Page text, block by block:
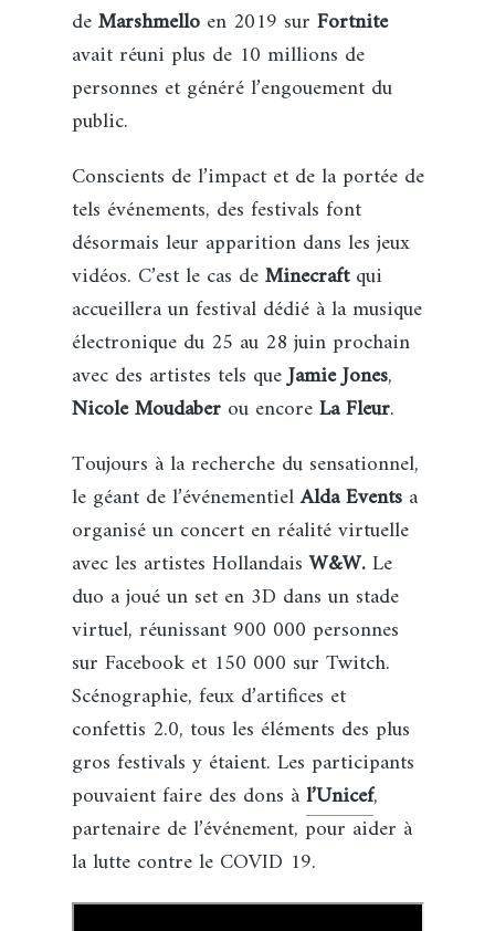
deMarshmello en 2019 sur Fortnite
avait réuni plus de 10 millions de
personnes et généré l’engouement du
public.
Conscients de l’impact et de la portée de
tels événements, des festivals font
désormais leur apparition dans les jeux
vidéos. C’est le cas deMinecraftqui
accueillera un festival dédié à la musique
électronique du 25 au 28 juin prochain
avec des artistes tels queJamie Jones,
Nicole Moudaber ou encoreLa Fleur.
Toujours à la recherche du sensationnel,
le géant de l’événementielAlda Events a
organisé un concert en réalité virtuelle
avec les artistes HollandaisW&W.Le
duo a joué un set en 3D dans un stade
virtuel, réunissant 900 000 personnes
sur Facebook et 150 000 sur Twitch.
Scénographie, feux d’artifices et
confettis 2.0, tous les éléments des plus
gros festivals y étaient. Les participants
pouvaient faire des dons àl’Unicef,
partenaire de l’événement, pour aider à
la lutte contre le COVID 19.